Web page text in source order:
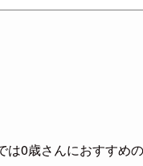
は0歳さんにおすすめ